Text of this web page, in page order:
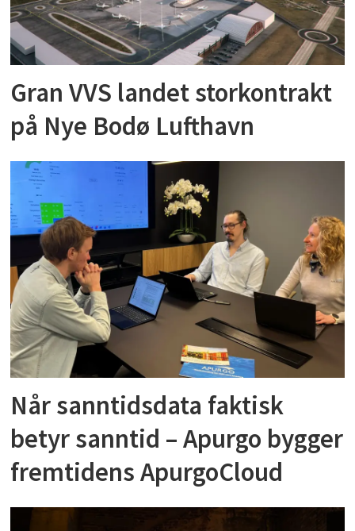
Gran VVS landet storkontrakt
på Nye Bodø Lufthavn
Når sanntidsdata faktisk
betyr sanntid – Apurgo bygger
fremtidens ApurgoCloud